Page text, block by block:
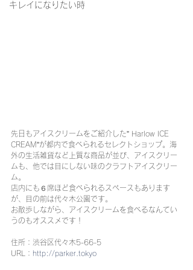
キレイになりたい時
先日もアイスクリームをご紹介した” Harlow ICE
CREAM”が都内で食べられるセレクトショップ。海
外の生活雑貨など上質な商品が並び、アイスクリー
ムも、他では目にしない味のクラフトアイスクリー
ム。
店内にも６席ほど食べられるスペースもあります
が、目の前は代々木公園です。
お散歩しながら、アイスクリームを食べるなんてい
うのもオススメです！
住所：渋谷区代々木5-66-5
URL： http://parker.tokyo